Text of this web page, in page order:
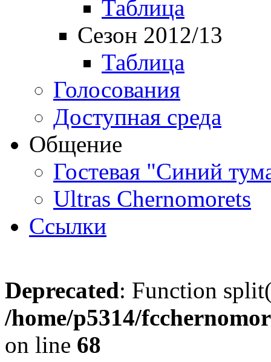
Таблица
Сезон 2012/13
Таблица
Голосования
Доступная среда
Общение
Гостевая "Синий
Ultras Chernomorets
Ссылки
Deprecated: Function
/home/p5314/
on line 68